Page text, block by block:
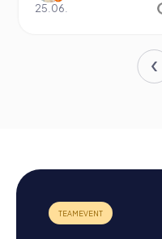
14.12.